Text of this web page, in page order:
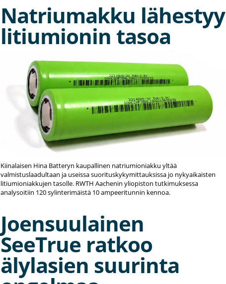
Natriumakku lähestyy
litiumionin tasoa
Kiinalaisen Hina Batteryn kaupallinen natriumioniakku yltää
valmistuslaadultaan ja useissa suorituskykymittauksissa jo nykyaikaisten
litiumioniakkujen tasolle. RWTH Aachenin yliopiston tutkimuksessa
analysoitiin 120 sylinterimäistä 10 ampeeritunnin kennoa.
Joensuulainen
SeeTrue ratkoo
älylasien suurinta